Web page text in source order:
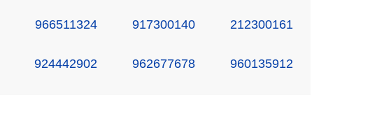
966511324 917300140 212300161
924442902 962677678 960135912